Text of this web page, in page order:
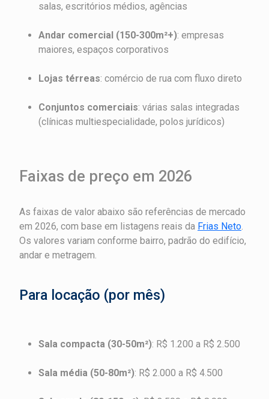
salas, escritórios médios, agências
Andar comercial (150-300m²+): empresas
maiores, espaços corporativos
Lojas térreas: comércio de rua com fluxo direto
Conjuntos comerciais: várias salas integradas
(clínicas multiespecialidade, polos jurídicos)
Faixas de preço em 2026
As faixas de valor abaixo são referências de mercado
em 2026, com base em listagens reais da Frias Neto.
Os valores variam conforme bairro, padrão do edifício,
andar e metragem.
Para locação (por mês)
Sala compacta (30-50m²): R$ 1.200 a R$ 2.500
Sala média (50-80m²): R$ 2.000 a R$ 4.500